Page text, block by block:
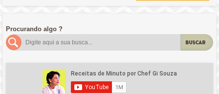
Procurando algo ?
BUSCAR